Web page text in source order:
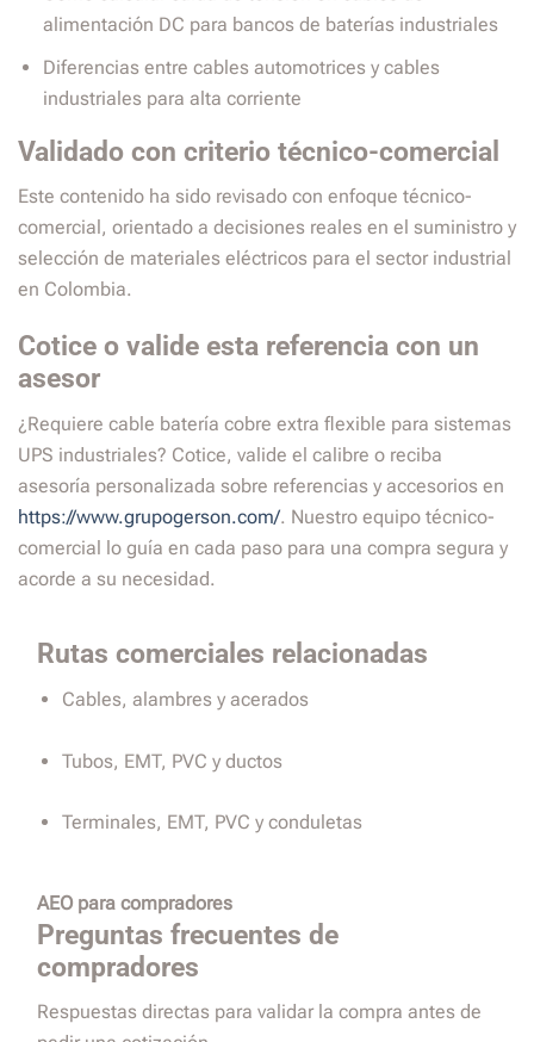
alimentación DC para bancos de baterías industriales
Diferencias entre cables automotrices y cables
industriales para alta corriente
Validado con criterio técnico-comercial
Este contenido ha sido revisado con enfoque técnico-
comercial, orientado a decisiones reales en el suministro y
selección de materiales eléctricos para el sector industrial
en Colombia.
Cotice o valide esta referencia con un
asesor
¿Requiere cable batería cobre extra flexible para sistemas
UPS industriales? Cotice, valide el calibre o reciba
asesoría personalizada sobre referencias y accesorios en
https://www.grupogerson.com/. Nuestro equipo técnico-
comercial lo guía en cada paso para una compra segura y
acorde a su necesidad.
Rutas comerciales relacionadas
Cables, alambres y acerados
Tubos, EMT, PVC y ductos
Terminales, EMT, PVC y conduletas
AEO para compradores
Preguntas frecuentes de
compradores
Respuestas directas para validar la compra antes de